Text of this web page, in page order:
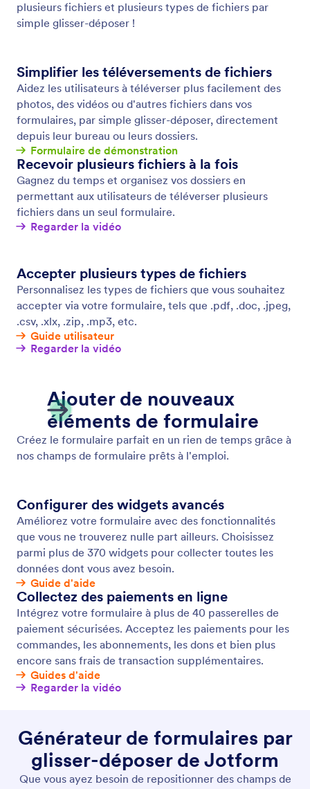
Soyez informé instantanément de l'activité sur vos
formulaire afin de pouvoir répondre aux soumissions
pour chaque nouvelle réponse.
Enregistrer et continuer plus tard
Transformez les soumissions incomplètes en
données. Permettez aux utilisateurs d'enregistrer
leurs réponses sur votre formulaire et de revenir
soumettre leurs réponses plus tard.
Dupliquez des formulaires
Que vous ayez besoin de copies de votre formulaire
en ligne pour plusieurs clients, pour apporter des
modifications mineures ou à des fins de test, vous
pouvez dupliquer des formulaires existants en
quelques secondes avec Jotform. Aucun codage
n'est requis - dupliquez facilement des formulaires à
partir de votre compte Jotform ou d'une autre page
web en un seul clic.